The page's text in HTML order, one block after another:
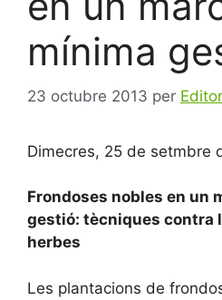
mínima
23 octubre 2013 per Editor
Dimecres, 25 de setmbre
Frondoses nobles en un
gestió: tècniques contra
herbes
Les plantacions de